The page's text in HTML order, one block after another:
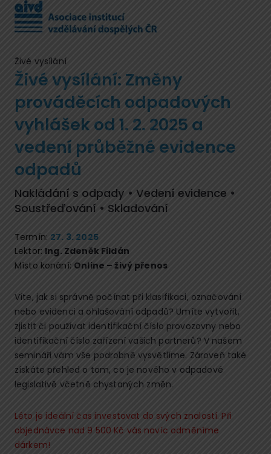
Živé vysílání
Živé vysílání: Změny
prováděcích odpadových
vyhlášek od 1. 2. 2025 a
vedení průběžné evidence
odpadů
Nakládání s odpady • Vedení evidence •
Soustřeďování • Skladování
Termín: 27. 3. 2025
Lektor: Ing. Zdeněk Fildán
Místo konání: Online – živý přenos
Víte, jak si správně počínat při klasifikaci, označování
nebo evidenci a ohlašování odpadů? Umíte vytvořit,
zjistit či používat identifikační číslo provozovny nebo
identifikační číslo zařízení vašich partnerů? V našem
semináři vám vše podrobně vysvětlíme. Zároveň také
získáte přehled o tom, co je nového v odpadové
legislativě včetně chystaných změn.
Léto je ideální čas investovat do svých znalostí. Při
objednávce nad 9 500 Kč vás navíc odměníme
dárkem!